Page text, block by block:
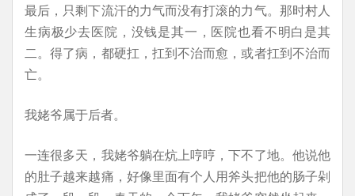
最后，只剩下流汗的力气而没有打滚的力气。那时村人
生病极少去医院，没钱是其一，医院也看不明白是其
二。得了病，都硬扛，扛到不治而愈，或者扛到不治而
亡。
我姥爷属于后者。
一连很多天，我姥爷躺在炕上哼哼，下不了地。他说他
的肚子越来越痛，好像里面有个人用斧头把他的肠子剁